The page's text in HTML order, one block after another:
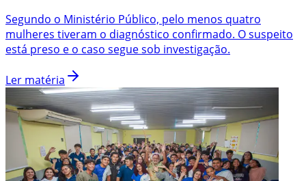
Segundo o Ministério Público, pelo menos quatro
mulheres tiveram o diagnóstico confirmado. O suspeito
está preso e o caso segue sob investigação.
Ler matéria